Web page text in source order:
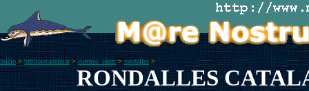
Inicio >bibliotecadelmar> cuentos_ideas> rondalles >
RONDALLES